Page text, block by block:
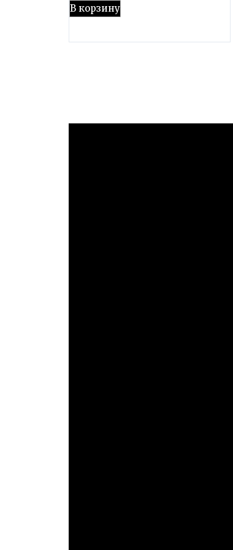
В корзину